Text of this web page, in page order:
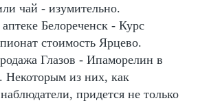
чай - изумительно.
Белореченск - Курс
стоимость Ярцево.
Глазов - Ипаморелин в
Некоторым из них, как
придется не только